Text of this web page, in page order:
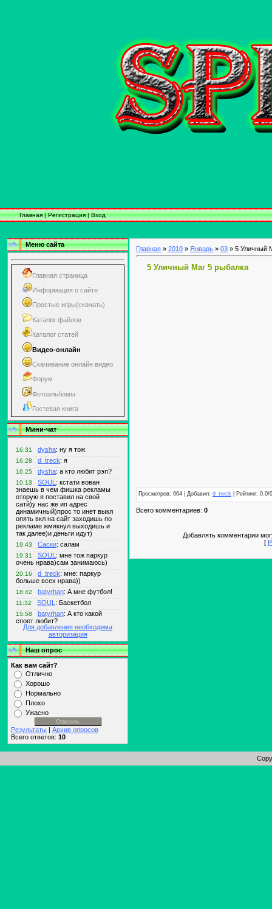
Главная|Регистрация|Вход
Меню сайта
Главная страница
Информация о сайте
Простые игры(скачать)
Каталог файлов
Каталог статей
Видео-онлайн
Скачивание онлайн видео
Форум
Фотоальбомы
Гостевая книга
Мини-чат
Для добавления необходима
авторизация
Наш опрос
Как вам сайт?
Отлично
Хорошо
Нормально
Плохо
Ужасно
Результаты | Архив опросов
Всего ответов: 10
Главная » 2010 » Январь » 03 » 5 Уличный
5 Уличный Маг 5 рыбалка
Просмотров: 664 | Добавил: d_treck | Рейтинг:
Всего комментариев: 0
Добавлять комментарии
[